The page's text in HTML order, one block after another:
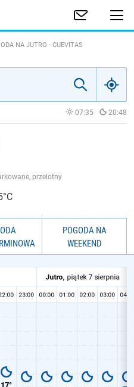
NA JUTRO - CUEVITAS
07:35 20:48
przelotny
POGODA NA
WEEKEND